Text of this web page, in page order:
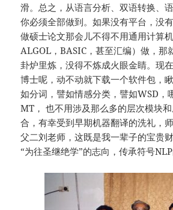
滑。总之，从语言分析、双语转换、
你必须全部做到。如果没有平台，没
做硕士论文那会儿不得不用通用计算
ALGOL，BASIC，甚至汇编）做，那
卦炉里炼，没得不炼成火眼金睛。现
博士呢，动不动就下载一个软件包，
如分词，譬如情感分类，譬如WSD，
MT， 也不用涉及那么多的层次模块
合，有幸受到早期机器翻译的洗礼，
父二刘老师，这既是我一辈子的宝贵
“为往圣继绝学”的志向，传承符号NLP